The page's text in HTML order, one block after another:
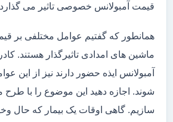
قیمت آمبولانس خصوصی تاثیر می
همانطور که گفتیم عوامل مختلفی بر
ماشین های امدادی تاثیرگذار هستند.
آمبولانس ایذه حضور دارند نیز از
شوند. اجازه دهید این موضوع را با طرح
سازیم. گاهی اوقات یک بیمار که حال